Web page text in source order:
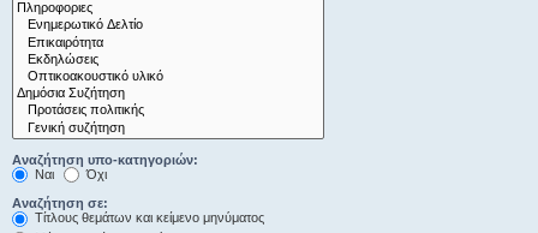
Αναζήτηση υπο-κατηγοριών:
Ναι
Όχι
Αναζήτηση σε:
Τίτλους θεμάτων και κείμενο μηνύματος